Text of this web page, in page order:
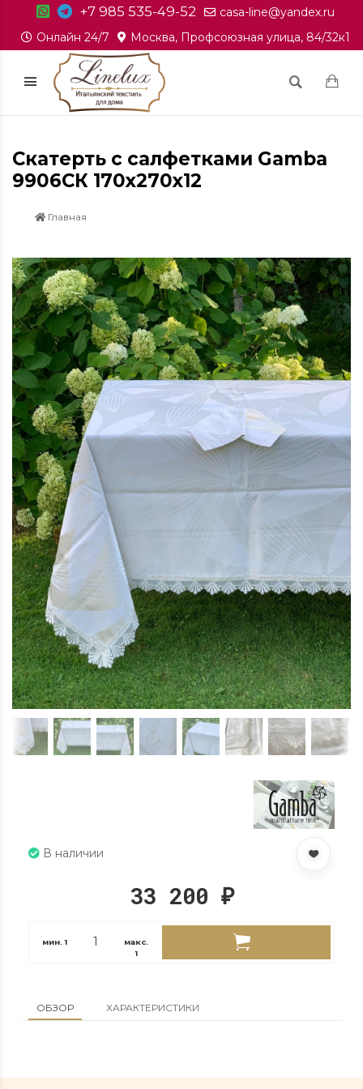
+7 985 535-49-52
casa-line@yandex.ru
Онлайн 24/7
Москва, Профсоюзная улица, 84/32к1
Скатерть с салфетками Gamba
9906СК 170х270х12
Главная
В наличии
33 200 ₽
мин.1
макс.
1
ОБЗОР ХАРАКТЕРИСТИКИ